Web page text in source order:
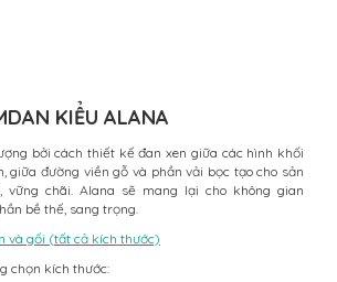
KIỂU ALANA
bởi cách thiết kế đan xen giữa các hình khối
giữa đường viền gỗ và phần vải bọc tạo cho sản
vững chãi. Alana sẽ mang lại cho không gian
bề thế, sang trọng.
và gối (tất cả kích thước)
chọn kích thước: